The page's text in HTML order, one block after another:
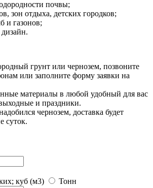
почвы;
зон отдыха, детских городков;
и газонов;
грунт или чернозем, позвоните
или заполните форму заявки на
материалы в любой удобный для вас
и праздники.
чернозем, доставка будет
суток.
куб (м3)
Тонн